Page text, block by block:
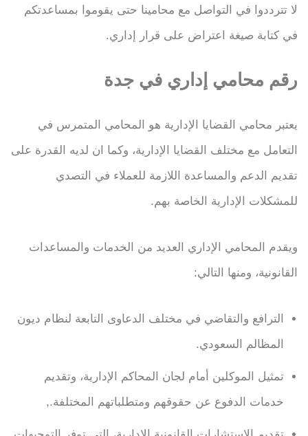
لا تترددوا في التواصل مع محامينا حتى يقوموا بمساعدتكم
في كتابة صيغة اعتراض على قرار إداري.
رقم محامي إداري في جدة
يعتبر محامي القضايا الإدارية هو المحامي المتمرس في
التعامل مع مختلف القضايا الإدارية، وكما ان لديه القدرة على
تقديم الدعم والمساعدة اللازمة للعملاء في التصدي
للمشكلات الإدارية الخاصة بهم.
ويقدم المحامي الإداري العديد من الخدمات والمساعدات
القانونية، ومنها التالي:
الترافع والتقاضي في مختلف الدعاوى التابعة لنظام ديون
المظالم السعودي.
تمثيل الموكلين أمام لجان المحاكم الإدارية، وتقديم
خدمات الدفوع عن حقوقهم ومتطلباتهم المختلفة.,